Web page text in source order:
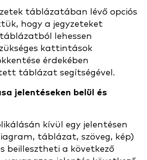
táblázatában lévő opciós
hogy a jegyzeteket
lehessen
kattintások
érdekében
táblázat segítségével.
jelentéseken belül és
kívül egy jelentésen
táblázat, szöveg, kép)
beillesztheti a következő